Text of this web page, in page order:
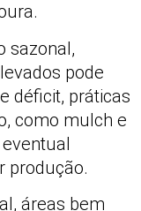
sazonal,
pode
déficit, práticas
como mulch e
produção.
áreas bem